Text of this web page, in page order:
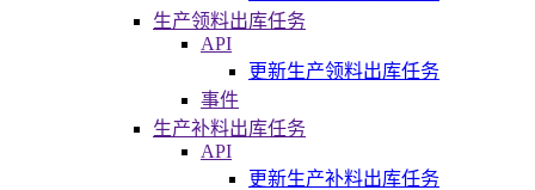
生产领料出库任务
API
更新生产领料出库任务
事件
生产补料出库任务
API
更新生产补料出库任务